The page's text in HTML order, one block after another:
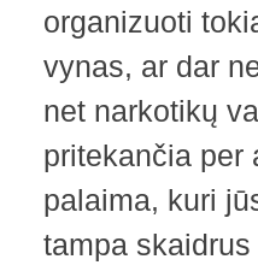
organizuoti
vynas, ar dar
net narkotikų
pritekančia per
palaima, kuri
tampa